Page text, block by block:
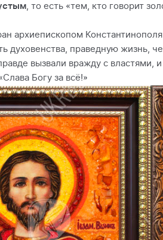
, то есть «тем, кто говорит
архиепископом
духовенства, праведную жизнь,
вызвали вражду с властями,
Богу за всё!»